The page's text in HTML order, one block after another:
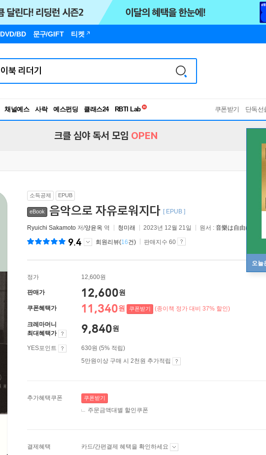
DVD/BD 문구/GIFT 티켓
채널예스 사락 예스펀딩 클래스24
독서유형검사
쿠폰받기 단독선
오늘
크클 심야 독서 모임 OPEN
소득공제 EPUB
eBook 음악으로 자유로워지다 [ EPUB ]
Ryuichi Sakamoto 저/양윤옥 역 청미래 2023년 12월 21일 원서 : 音樂は自由にする
9.4 회원리뷰(16건) 판매지수 60
정가 12,600원
판매가 12,600원
쿠폰혜택가 11,340원 쿠폰받기 (종이책 정가 대비 37% 할인)
크레마머니
최대혜택가
9,840원
YES포인트
630원 (5% 적립)
5만원이상 구매 시 2천원 추가적립
추가혜택쿠폰 쿠폰받기
주문금액대별 할인쿠폰
결제혜택 카드/간편결제 혜택을 확인하세요